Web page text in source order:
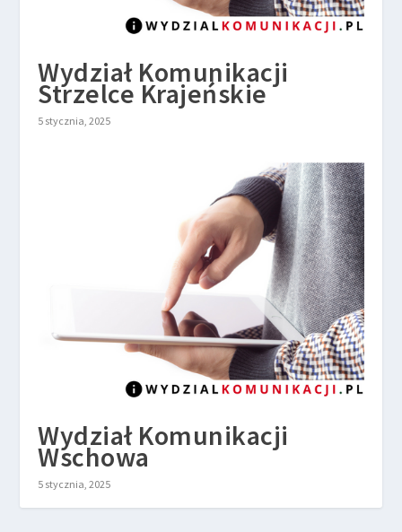
Wydział Komunikacji
Strzelce Krajeńskie
5 stycznia, 2025
Wydział Komunikacji
Wschowa
5 stycznia, 2025